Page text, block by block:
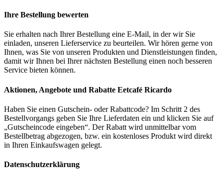
Ihre Bestellung bewerten
Sie erhalten nach Ihrer Bestellung eine E-Mail, in der wir Sie
einladen, unseren Lieferservice zu beurteilen. Wir hören gerne von
Ihnen, was Sie von unseren Produkten und Dienstleistungen finden,
damit wir Ihnen bei Ihrer nächsten Bestellung einen noch besseren
Service bieten können.
Aktionen, Angebote und Rabatte Eetcafé Ricardo
Haben Sie einen Gutschein- oder Rabattcode? Im Schritt 2 des
Bestellvorgangs geben Sie Ihre Lieferdaten ein und klicken Sie auf
„Gutscheincode eingeben“. Der Rabatt wird unmittelbar vom
Bestellbetrag abgezogen, bzw. ein kostenloses Produkt wird direkt
in Ihren Einkaufswagen gelegt.
Datenschutzerklärung